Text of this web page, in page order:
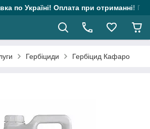
по Україні! Оплата при отриманні!
Гербіциди Гербіцид Кафаро